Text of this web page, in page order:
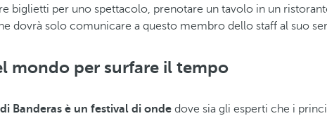
biglietti per uno spettacolo, prenotare un tavolo in un
dovrà solo comunicare a questo membro dello staff al suo
mondo per surfare il tempo
Banderas è un festival di onde dove sia gli esperti che i